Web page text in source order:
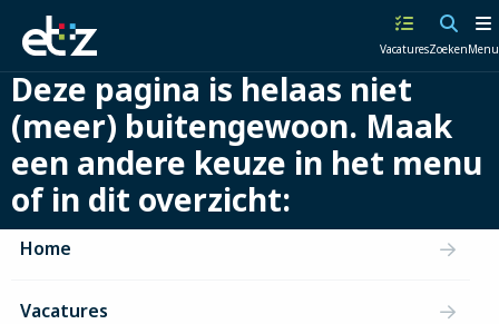
Werken
bij
het
ETZ
|
Elisabeth-
TweeSteden
Ziekenhuis
VacaturesZoekenMenu
Deze pagina is helaas niet
(meer) buitengewoon. Maak
een andere keuze in het menu
of in dit overzicht:
Home
Vacatures